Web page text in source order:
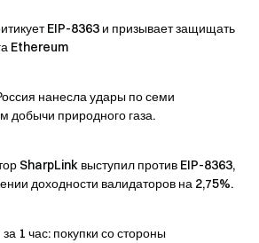
EIP-8363 и призывает защищать
Ethereum
нанесла удары по семи
добычи природного газа.
SharpLink выступил против EIP-8363,
доходности валидаторов на 2,75%.
1 час: покупки со стороны